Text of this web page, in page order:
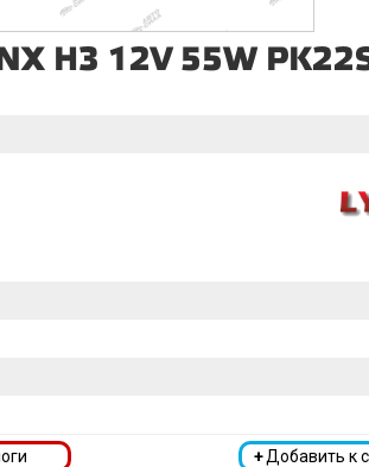
H3 12V 55W
+Добавить к